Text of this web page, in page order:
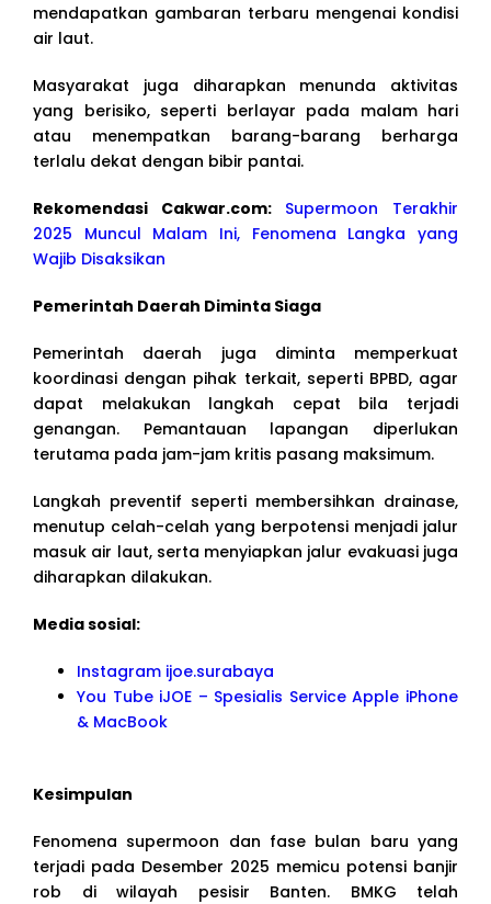
mendapatkan gambaran terbaru mengenai kondisi
air laut.
Masyarakat juga diharapkan menunda aktivitas
yang berisiko, seperti berlayar pada malam hari
atau menempatkan barang-barang berharga
terlalu dekat dengan bibir pantai.
Rekomendasi Cakwar.com: Supermoon Terakhir
2025 Muncul Malam Ini, Fenomena Langka yang
Wajib Disaksikan
Pemerintah Daerah Diminta Siaga
Pemerintah daerah juga diminta memperkuat
koordinasi dengan pihak terkait, seperti BPBD, agar
dapat melakukan langkah cepat bila terjadi
genangan. Pemantauan lapangan diperlukan
terutama pada jam-jam kritis pasang maksimum.
Langkah preventif seperti membersihkan drainase,
menutup celah-celah yang berpotensi menjadi jalur
masuk air laut, serta menyiapkan jalur evakuasi juga
diharapkan dilakukan.
Media sosial:
Instagram ijoe.surabaya
You Tube iJOE – Spesialis Service Apple iPhone
& MacBook
Kesimpulan
Fenomena supermoon dan fase bulan baru yang
terjadi pada Desember 2025 memicu potensi banjir
rob di wilayah pesisir Banten. BMKG telah